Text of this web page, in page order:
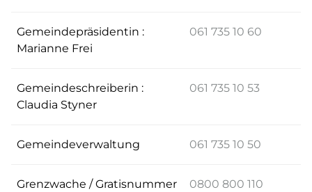
Gemeindepräsidentin :
Marianne Frei
061 735 10 60
Gemeindeschreiberin :
Claudia Styner
061 735 10 53
Gemeindeverwaltung 061 735 10 50
Grenzwache / Gratisnummer
0800 800 110